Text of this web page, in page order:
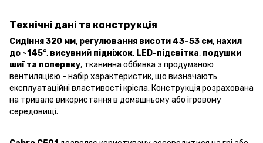
Технічні дані та конструкція
Сидіння 320 мм, регулювання висоти 43–53 см, нахил
до ~145°, висувний підніжок, LED-підсвітка, подушки
шиї та попереку, тканинна оббивка з продуманою
вентиляцією - набір характеристик, що визначають
експлуатаційні властивості крісла. Конструкція розрахована
на тривале використання в домашньому або ігровому
середовищі.